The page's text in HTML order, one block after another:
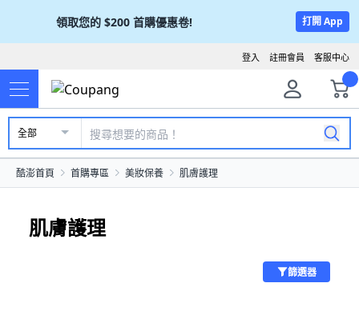
領取您的 $200 首購優惠卷! 打開 App
客服中心
註冊會員
登入
全部
酷澎首頁 首購專區 美妝保養 肌膚護理
肌膚護理
篩選器